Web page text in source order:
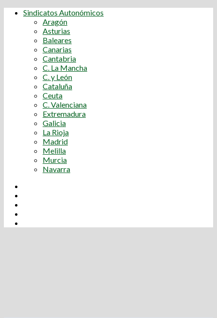
Sindicatos Autonómicos
Aragón
Asturias
Baleares
Canarias
Cantabria
C. La Mancha
C. y León
Cataluña
Ceuta
C. Valenciana
Extremadura
Galicia
La Rioja
Madrid
Melilla
Murcia
Navarra
fb